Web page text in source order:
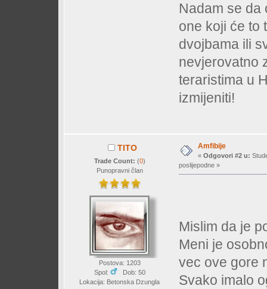
Nadam se da
one koji će to
dvojbama ili
nevjerovatno
teraristima u
izmijeniti!
TITO
Trade Count: (0)
Punopravni član
Postova: 1203
Spol:
Dob: 50
Lokacija: Betonska Dzungla
Amfibije
« Odgovori #2 u:
poslijepodne »
Mislim da je
Meni je
vec ove gore
Svako imalo